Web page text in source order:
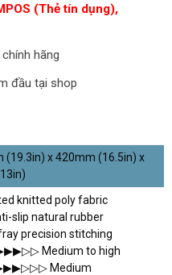
(Thẻ tín dụng),
hãng
đầu tại shop
(19.3in) x 420mm (16.5in) x
knitted poly fabric
slip natural rubber
precision stitching
Medium to high
Medium